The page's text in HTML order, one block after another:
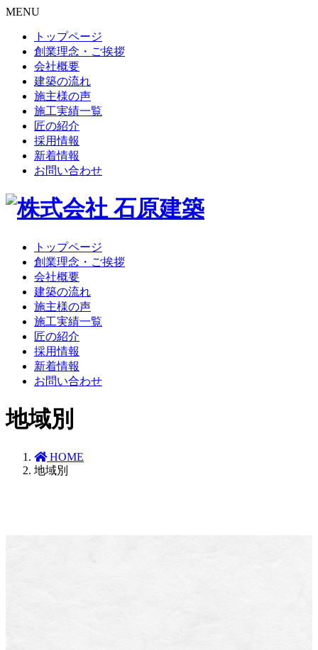
MENU
トップページ
創業理念・ご挨拶
会社概要
建築の流れ
施主様の声
施工実績一覧
匠の紹介
採用情報
新着情報
お問い合わせ
トップページ
創業理念・ご挨拶
会社概要
建築の流れ
施主様の声
施工実績一覧
匠の紹介
採用情報
新着情報
お問い合わせ
地域別
HOME
地域別